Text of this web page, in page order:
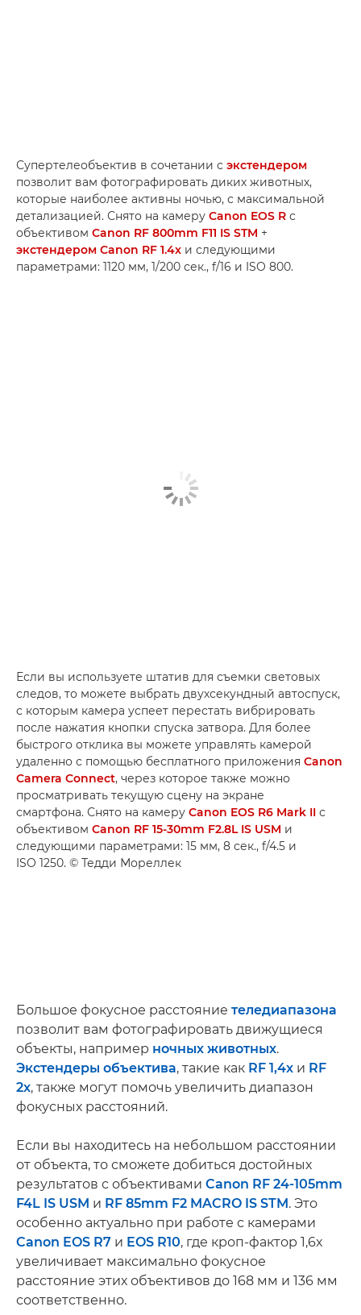
Супертелеобъектив в сочетании с экстендером
позволит вам фотографировать диких животных,
которые наиболее активны ночью, с максимальной
детализацией. Снято на камеру Canon EOS R с
объективом Canon RF 800mm F11 IS STM +
экстендером Canon RF 1.4x и следующими
параметрами: 1120 мм, 1/200 сек., f/16 и ISO 800.
Если вы используете штатив для съемки световых
следов, то можете выбрать двухсекундный автоспуск,
с которым камера успеет перестать вибрировать
после нажатия кнопки спуска затвора. Для более
быстрого отклика вы можете управлять камерой
удаленно с помощью бесплатного приложения Canon
Camera Connect, через которое также можно
просматривать текущую сцену на экране
смартфона. Снято на камеру Canon EOS R6 Mark II с
объективом Canon RF 15-30mm F2.8L IS USM и
следующими параметрами: 15 мм, 8 сек., f/4.5 и
ISO 1250. © Тедди Мореллек
Большое фокусное расстояние теледиапазона
позволит вам фотографировать движущиеся
объекты, например ночных животных.
Экстендеры объектива, такие как RF 1,4x и RF
2x, также могут помочь увеличить диапазон
фокусных расстояний.
Если вы находитесь на небольшом расстоянии
от объекта, то сможете добиться достойных
результатов с объективами Canon RF 24-105mm
F4L IS USM и RF 85mm F2 MACRO IS STM. Это
особенно актуально при работе с камерами
Canon EOS R7 и EOS R10, где кроп-фактор 1,6x
увеличивает максимально фокусное
расстояние этих объективов до 168 мм и 136 мм
соответственно.